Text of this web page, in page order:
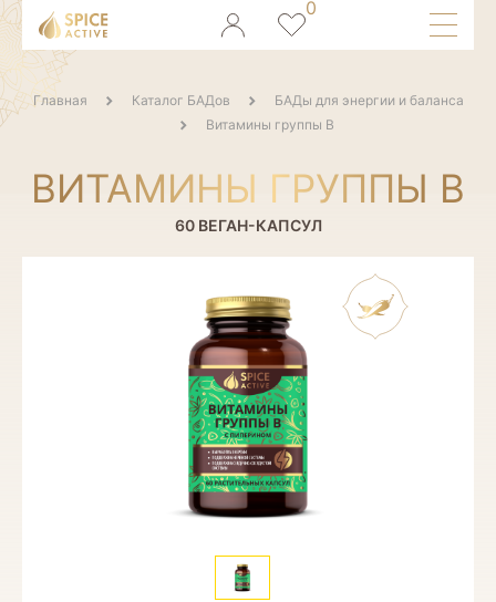
Главная Каталог БАДов
БАДы для энергии и баланса
Витамины группы В
ВИТАМИНЫ ГРУППЫ В
60 ВЕГАН-КАПСУЛ